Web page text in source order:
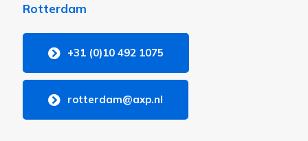
Rotterdam
+31 (0)10 492 1075
rotterdam@axp.nl